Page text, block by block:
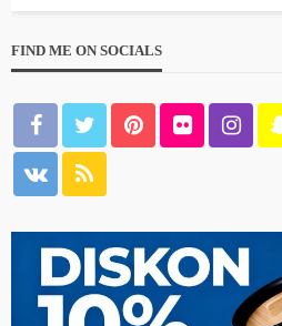
FIND ME ON SOCIALS